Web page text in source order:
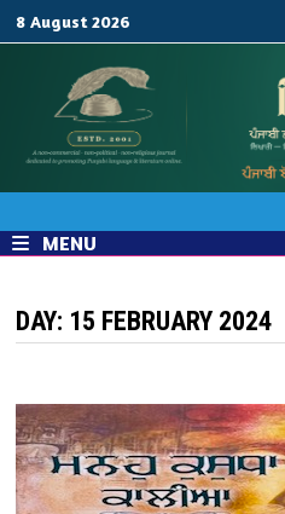
8 August 2026
MENU
DAY: 15 FEBRUARY 2024